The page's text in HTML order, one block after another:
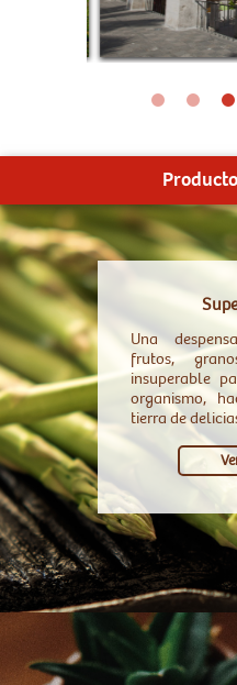
Una
frutos,
insuperable
organismo,
tierra de